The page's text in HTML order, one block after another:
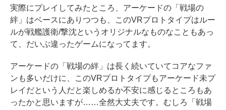
実際にプレイしてみたところ、アーケードの「戦場の
絆」はベースにありつつも、このVRプロトタイプはルー
ルが戦艦護衛/撃沈というオリジナルなものなこともあっ
て、だいぶ違ったゲームになってます。
アーケードの「戦場の絆」は長く続いていてコアなファ
ンも多いだけに、このVRプロトタイプもアーケード未プ
レイだという人だと楽しめるか不安に感じるところもあ
ったかと思いますが……全然大丈夫です。むしろ「戦場